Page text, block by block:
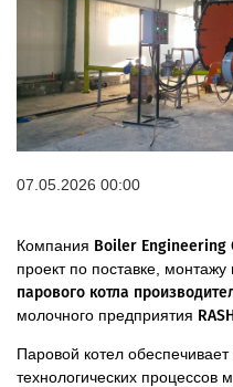
07.05.2026 00:00
Компания Boiler Engineering
проект по поставке,
парового котла
молочного предприятия
Паровой котел
технологических процессов